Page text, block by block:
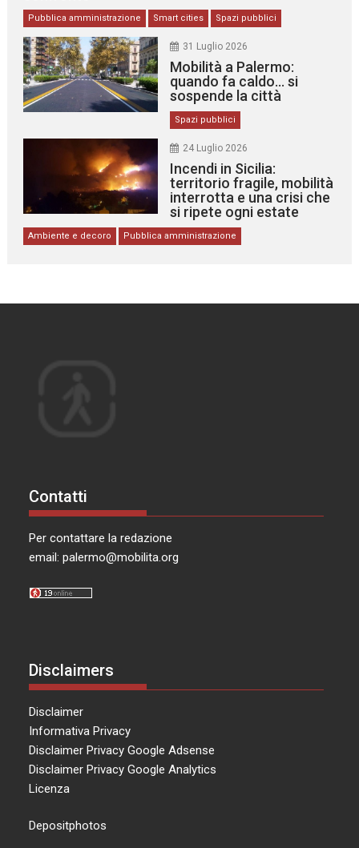
Pubblica amministrazione Smart cities Spazi pubblici
31 Luglio 2026
Mobilità a Palermo:
quando fa caldo… si
sospende la città
Spazi pubblici
24 Luglio 2026
Incendi in Sicilia:
territorio fragile, mobilità
interrotta e una crisi che
si ripete ogni estate
Ambiente e decoro Pubblica amministrazione
Contatti
Per contattare la redazione
email:palermo@mobilita.org
Disclaimers
Disclaimer
Informativa Privacy
Disclaimer Privacy Google Adsense
Disclaimer Privacy Google Analytics
Licenza
Depositphotos